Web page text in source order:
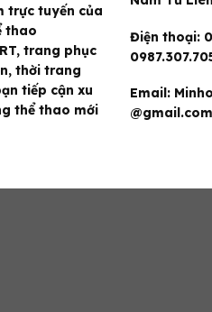
trực tuyến của
thao
trang phục
thời trang
tiếp cận xu
thể thao mới
Điện thoại:
Email:
@gmail.com